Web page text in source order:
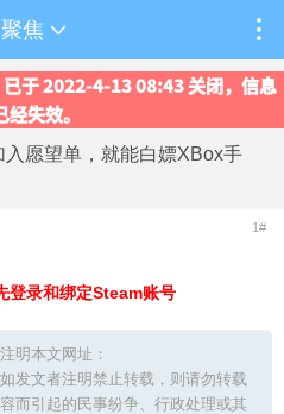
焦
于 2022-4-13 08:43 关闭，信息
失效。
愿望单，就能白嫖XBox手
1#
登录和绑定Steam账号
明本文网址：
发文者注明禁止转载，则请勿转载
而引起的民事纷争、行政处理或其